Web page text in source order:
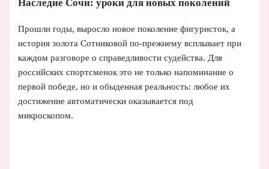
Наследие Сочи: уроки для новых поколений
Прошли годы, выросло новое поколение фигуристок, а
история золота Сотниковой по-прежнему всплывает при
каждом разговоре о справедливости судейства. Для
российских спортсменок это не только напоминание о
первой победе, но и обыденная реальность: любое их
достижение автоматически оказывается под
микроскопом.